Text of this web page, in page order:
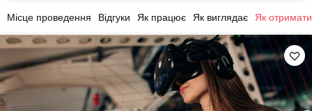
Місце проведення Відгуки Як працює Як виглядає Як отримати